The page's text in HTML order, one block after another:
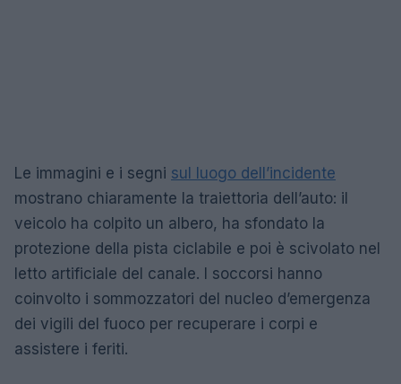
Le immagini e i segni sul luogo dell’incidente
mostrano chiaramente la traiettoria dell’auto: il
veicolo ha colpito un albero, ha sfondato la
protezione della pista ciclabile e poi è scivolato nel
letto artificiale del canale. I soccorsi hanno
coinvolto i sommozzatori del nucleo d’emergenza
dei vigili del fuoco per recuperare i corpi e
assistere i feriti.